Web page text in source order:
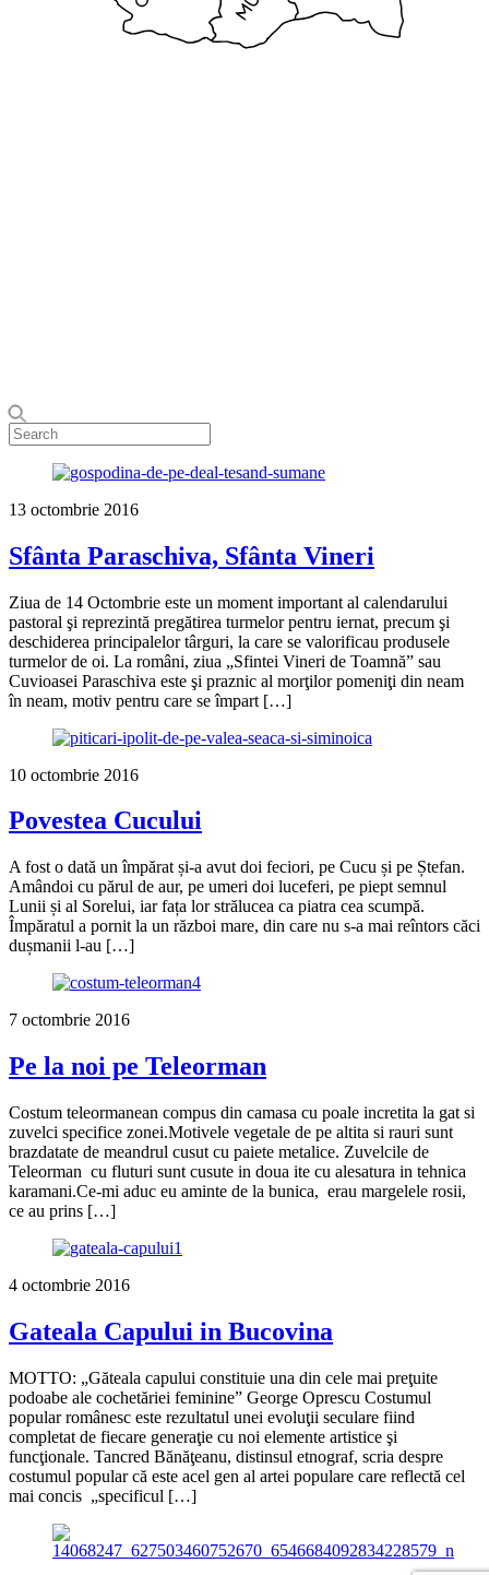
13 octombrie 2016
Sfânta Paraschiva, Sfânta Vineri
Ziua de 14 Octombrie este un moment important al calendarului
pastoral şi reprezintă pregătirea turmelor pentru iernat, precum şi
deschiderea principalelor târguri, la care se valorificau produsele
turmelor de oi. La români, ziua „Sfintei Vineri de Toamnă” sau
Cuvioasei Paraschiva este şi praznic al morţilor pomeniţi din neam
în neam, motiv pentru care se împart […]
10 octombrie 2016
Povestea Cucului
A fost o dată un împărat și-a avut doi feciori, pe Cucu și pe Ștefan.
Amândoi cu părul de aur, pe umeri doi luceferi, pe piept semnul
Lunii și al Sorelui, iar fața lor strălucea ca piatra cea scumpă.
Împăratul a pornit la un război mare, din care nu s-a mai reîntors căci
dușmanii l-au […]
7 octombrie 2016
Pe la noi pe Teleorman
Costum teleormanean compus din camasa cu poale incretita la gat si
zuvelci specifice zonei.Motivele vegetale de pe altita si rauri sunt
brazdatate de meandrul cusut cu paiete metalice. Zuvelcile de
Teleorman cu fluturi sunt cusute in doua ite cu alesatura in tehnica
karamani.Ce-mi aduc eu aminte de la bunica, erau margelele rosii,
ce au prins […]
4 octombrie 2016
Gateala Capului in Bucovina
MOTTO: „Găteala capului constituie una din cele mai preţuite
podoabe ale cochetăriei feminine” George Oprescu Costumul
popular românesc este rezultatul unei evoluţii seculare fiind
completat de fiecare generaţie cu noi elemente artistice şi
funcţionale. Tancred Bănăţeanu, distinsul etnograf, scria despre
costumul popular că este acel gen al artei populare care reflectă cel
mai concis „specificul […]